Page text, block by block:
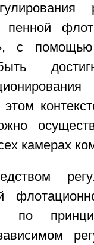
с
камерах
по